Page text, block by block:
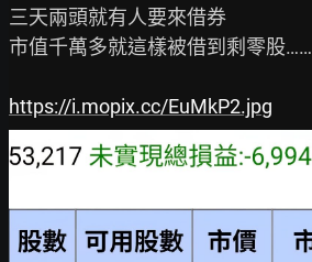
三天兩頭就有人要來借券
市值千萬多就這樣被借到剩零股……
https://i.mopix.cc/EuMkP2.jpg